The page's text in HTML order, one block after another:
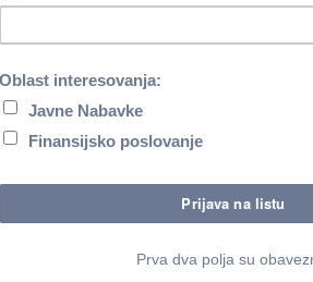
zarada Poreskoj upravi dostavi
osoba sa invaliditetom u
zakonom
IOSI
podataka
i angažovanim licima u javnom
3 i 4. (Registar zaposlenih)
dužan da dostavi ministarstvima